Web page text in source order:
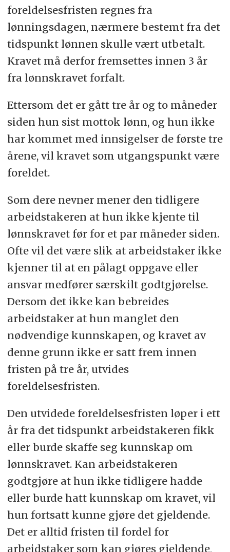
foreldelsesfristen regnes fra
lønningsdagen, nærmere bestemt fra det
tidspunkt lønnen skulle vært utbetalt.
Kravet må derfor fremsettes innen 3 år
fra lønnskravet forfalt.
Ettersom det er gått tre år og to måneder
siden hun sist mottok lønn, og hun ikke
har kommet med innsigelser de første tre
årene, vil kravet som utgangspunkt være
foreldet.
Som dere nevner mener den tidligere
arbeidstakeren at hun ikke kjente til
lønnskravet før for et par måneder siden.
Ofte vil det være slik at arbeidstaker ikke
kjenner til at en pålagt oppgave eller
ansvar medfører særskilt godtgjørelse.
Dersom det ikke kan bebreides
arbeidstaker at hun manglet den
nødvendige kunnskapen, og kravet av
denne grunn ikke er satt frem innen
fristen på tre år, utvides
foreldelsesfristen.
Den utvidede foreldelsesfristen løper i ett
år fra det tidspunkt arbeidstakeren fikk
eller burde skaffe seg kunnskap om
lønnskravet. Kan arbeidstakeren
godtgjøre at hun ikke tidligere hadde
eller burde hatt kunnskap om kravet, vil
hun fortsatt kunne gjøre det gjeldende.
Det er alltid fristen til fordel for
arbeidstaker som kan gjøres gjeldende,